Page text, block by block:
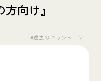
向け』
#過去のキャンペーン